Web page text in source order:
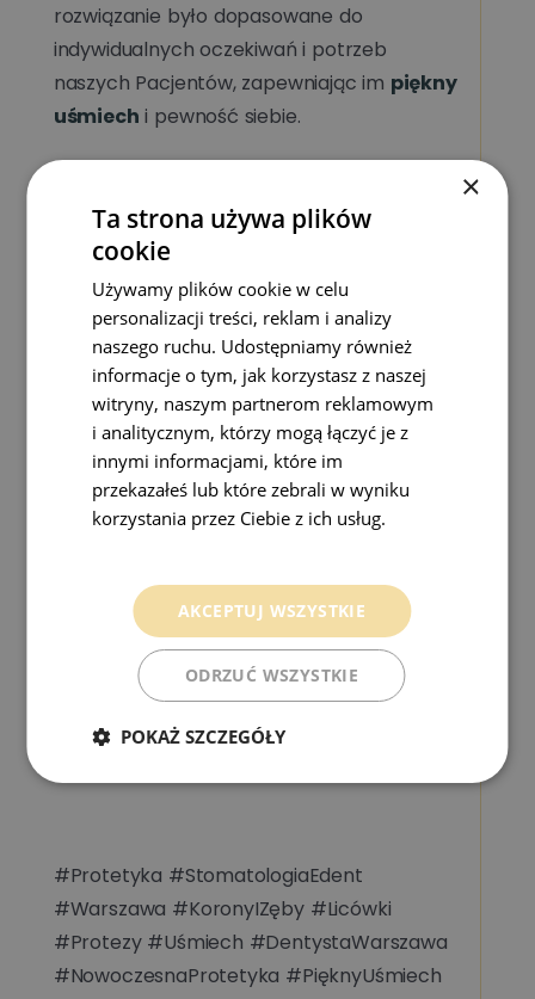
rozwiązanie było dopasowane do
indywidualnych oczekiwań i potrzeb
naszych Pacjentów, zapewniając im piękny
uśmiech i pewność siebie.
Nie czekaj, odkryj najwyższej klasy protetykę
swój uśmiech z pomocą najlepszych
specjalistów!
📍 Odwiedź nas w Warszawie i pozwól sobie
na uśmiech, jakiego zasługujesz dzięki
najwyższej jakości rozwiązaniom
➡️ 531999753
📩 recepcja@stomatologiaedent.pl
#Protetyka #StomatologiaEdent
#Warszawa #KoronyIZęby #Licówki
#Protezy #Uśmiech #DentystaWarszawa
#NowoczesnaProtetyka #PięknyUśmiech
×
Ta strona używa plików
cookie
Używamy plików cookie w celu
personalizacji treści, reklam i analizy
naszego ruchu. Udostępniamy również
informacje o tym, jak korzystasz z naszej
witryny, naszym partnerom reklamowym
i analitycznym, którzy mogą łączyć je z
innymi informacjami, które im
przekazałeś lub które zebrali w wyniku
korzystania przez Ciebie z ich usług.
AKCEPTUJ WSZYSTKIE
ODRZUĆ WSZYSTKIE
POKAŻ SZCZEGÓŁY